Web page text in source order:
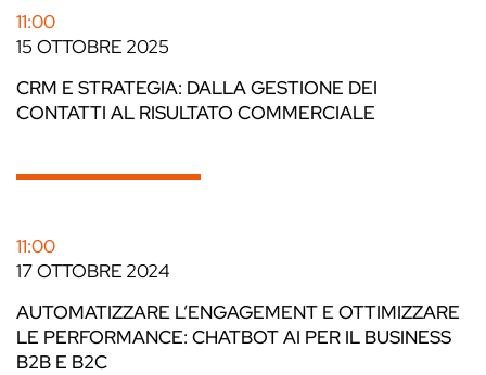
11:00
15 OTTOBRE 2025
CRM E STRATEGIA: DALLA GESTIONE DEI
CONTATTI AL RISULTATO COMMERCIALE
11:00
17 OTTOBRE 2024
AUTOMATIZZARE L’ENGAGEMENT E OTTIMIZZARE
LE PERFORMANCE: CHATBOT AI PER IL BUSINESS
B2B E B2C